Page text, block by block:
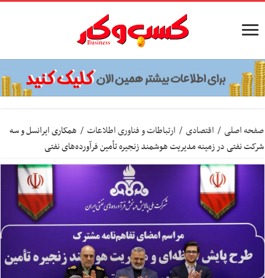
صفحه اصلی / اقتصادی / ارتباطات و فناوری اطلاعات / همکاری ایرانسل و سه
شرکت نفتی در زمینه مدیریت هوشمند زنجیره تأمین فرآورده‌های نفتی